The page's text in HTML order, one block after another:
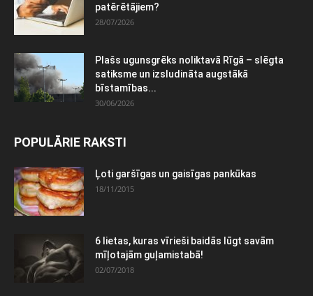
patērētājiem?
28/07/2026
Plašs ugunsgrēks noliktavā Rīgā – slēgta
satiksme un izsludināta augstākā
bīstamības...
30/06/2026
POPULĀRIE RAKSTI
Ļoti garšīgas un gaisīgas pankūkas
18/11/2015
6 lietas, kuras vīrieši baidās lūgt savām
mīļotajām guļamistabā!
02/07/2018